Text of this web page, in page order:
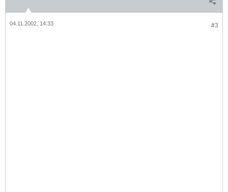
#3
04.11.2002, 14:33